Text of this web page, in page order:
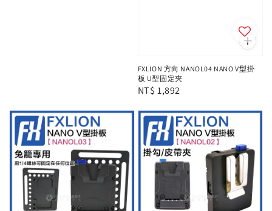
FXLION 方向 NANOL04 NANO V型掛
板 U型固定夾
Regular
NT$ 1,892